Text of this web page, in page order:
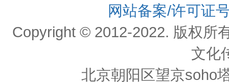
网站备案/许可证
Copyright © 2012-2022. 版权所
文化
北京朝阳区望京soho